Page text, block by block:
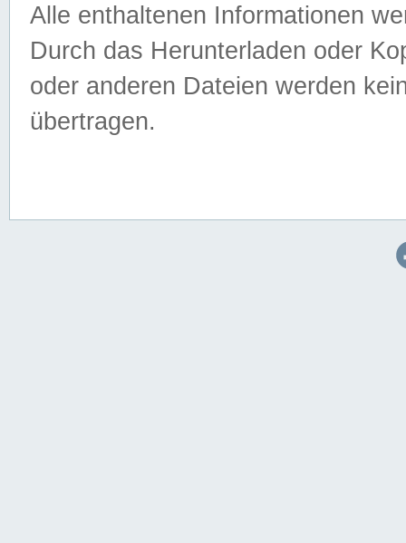
Alle enthaltenen Informationen
Durch das Herunterladen oder
oder anderen Dateien werden
übertragen.